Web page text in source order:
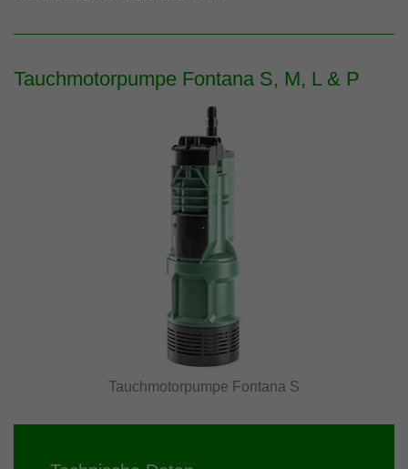
Tauchmotorpumpe Fontana S, M, L & P
Tauchmotorpumpe Fontana S